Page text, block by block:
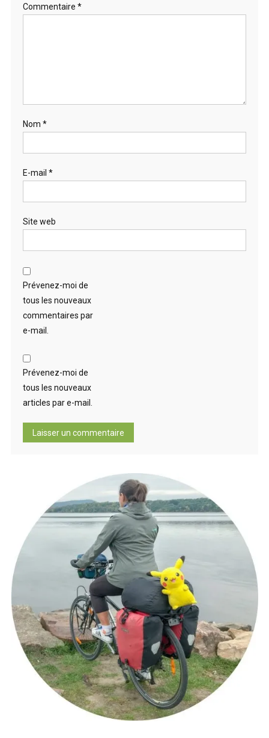
Commentaire *
Nom *
E-mail *
Site web
Prévenez-moi de
tous les nouveaux
commentaires par
e-mail.
Prévenez-moi de
tous les nouveaux
articles par e-mail.